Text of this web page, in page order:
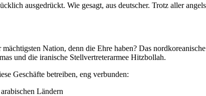
ausgedrückt. Wie gesagt, aus deutscher. Trotz aller
Nation, denn die Ehre haben? Das
und die iranische Stellvertreterarmee Hitzbollah.
Geschäfte betreiben, eng verbunden:
Ländern